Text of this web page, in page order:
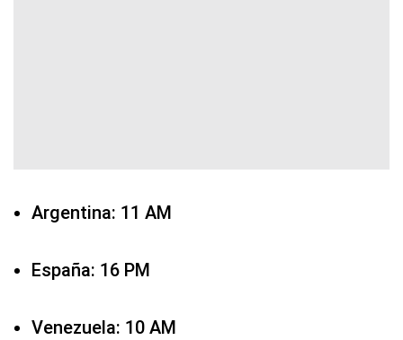
Argentina: 11 AM
España: 16 PM
Venezuela: 10 AM